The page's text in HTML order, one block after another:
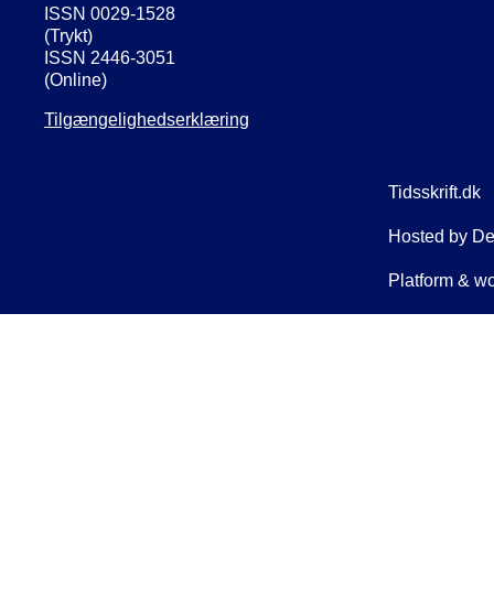
ISSN 0029-1528
(Trykt)
ISSN 2446-3051
(Online)
Tilgængelighedserklæring